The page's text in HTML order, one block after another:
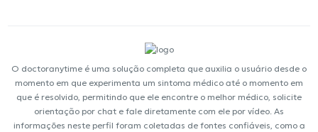
O doctoranytime é uma solução completa que auxilia o usuário desde o
momento em que experimenta um sintoma médico até o momento em
que é resolvido, permitindo que ele encontre o melhor médico, solicite
orientação por chat e fale diretamente com ele por vídeo. As
informações neste perfil foram coletadas de fontes confiáveis, como a